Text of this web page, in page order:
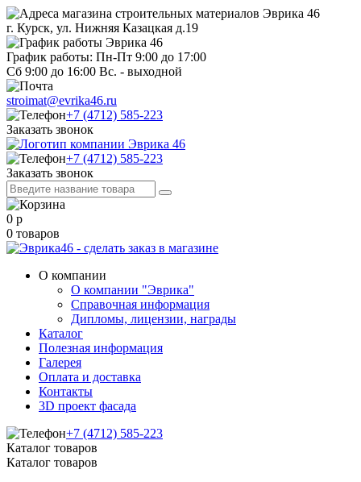
г. Курск, ул. Нижняя Казацкая д.19
График работы: Пн-Пт 9:00 до 17:00
Сб 9:00 до 16:00 Вс. - выходной
stroimat@evrika46.ru
+7 (4712) 585-223
Заказать звонок
+7 (4712) 585-223
Заказать звонок
0 р
0 товаров
О компании
О компании "Эврика"
Справочная информация
Дипломы, лицензии, награды
Каталог
Полезная информация
Галерея
Оплата и доставка
Контакты
3D проект фасада
+7 (4712) 585-223
Каталог товаров
Каталог товаров